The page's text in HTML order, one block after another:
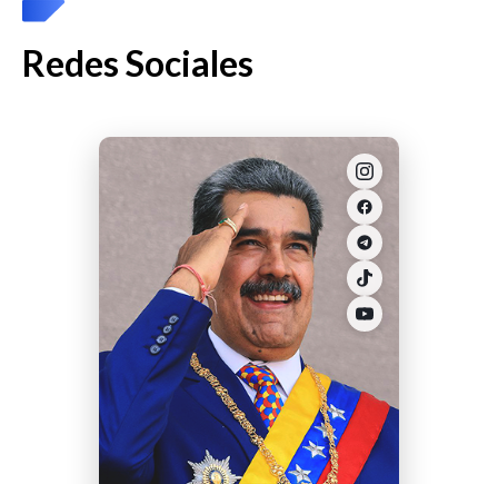
Redes Sociales